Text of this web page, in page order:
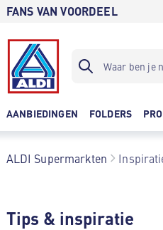
FANS VAN VOORDEEL
AANBIEDINGEN FOLDERS
ALDI Supermarkten
Tips & inspiratie